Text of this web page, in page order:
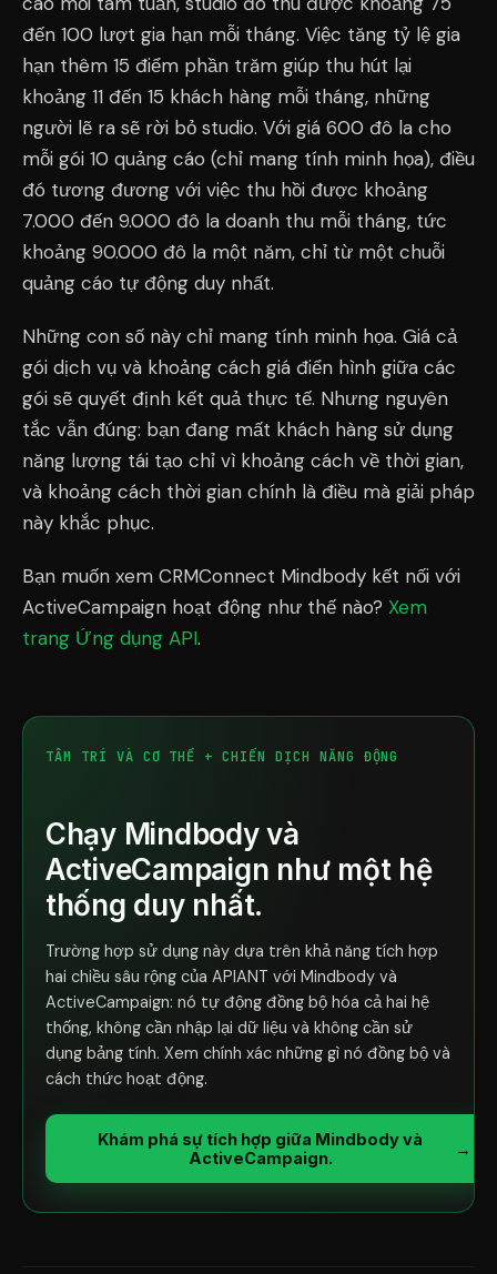
đến 100 lượt gia hạn mỗi tháng. Việc tăng tỷ lệ gia
hạn thêm 15 điểm phần trăm giúp thu hút lại
khoảng 11 đến 15 khách hàng mỗi tháng, những
người lẽ ra sẽ rời bỏ studio. Với giá 600 đô la cho
mỗi gói 10 quảng cáo (chỉ mang tính minh họa), điều
đó tương đương với việc thu hồi được khoảng
7.000 đến 9.000 đô la doanh thu mỗi tháng, tức
khoảng 90.000 đô la một năm, chỉ từ một chuỗi
quảng cáo tự động duy nhất.
Những con số này chỉ mang tính minh họa. Giá cả
gói dịch vụ và khoảng cách giá điển hình giữa các
gói sẽ quyết định kết quả thực tế. Nhưng nguyên
tắc vẫn đúng: bạn đang mất khách hàng sử dụng
năng lượng tái tạo chỉ vì khoảng cách về thời gian,
và khoảng cách thời gian chính là điều mà giải pháp
này khắc phục.
Bạn muốn xem CRMConnect Mindbody kết nối với
ActiveCampaign hoạt động như thế nào? Xem
trang Ứng dụng API.
TÂM TRÍ VÀ CƠ THỂ + CHIẾN DỊCH NĂNG ĐỘNG
Chạy Mindbody và
ActiveCampaign như một hệ
thống duy nhất.
Trường hợp sử dụng này dựa trên khả năng tích hợp
hai chiều sâu rộng của APIANT với Mindbody và
ActiveCampaign: nó tự động đồng bộ hóa cả hai hệ
thống, không cần nhập lại dữ liệu và không cần sử
dụng bảng tính. Xem chính xác những gì nó đồng bộ và
cách thức hoạt động.
Khám phá sự tích hợp giữa Mindbody và
ActiveCampaign.
→